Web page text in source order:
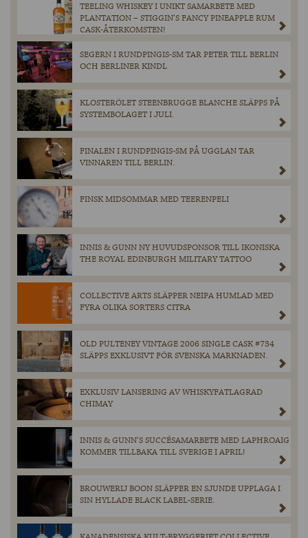
TEELING WHISKEY I UNIKT SAMARBETE MED
PLANTATION – STIGGIN’S FANCY PINEAPPLE RUM
CASK-ÅTERKOMSTEN!
SEGERN I RUNDPINGIS-SM TAR PETER TILL BERLIN
OCH BERLINER KINDL
KLOSTERÖLET STEENBRUGGE BLANCHE SLÄPPS PÅ
SYSTEMBOLAGET I JULI.
FINALEN I RUNDPINGIS-SM PÅ UGGLAN TAR
VINNAREN TILL BERLIN.
FINSK MIDSOMMAR MED TEERENPELI
INNIS & GUNN NY HUVUDSPONSOR TILL IKONISKA
THE ROYAL EDINBURGH MILITARY TATTOO
COLLECTIVE ARTS SLÄPPER NEIPA HUMLAD MED
FYRA OLIKA SORTERS CITRA
OLD PULTENEY VINTAGE 2006 SINGLE CASK #734
SLÄPPS EXKLUSIVT FÖR SVENSKA MARKNADEN.
EXKLUSIV LANSERING AV WHISKYFATLAGRAD
CHIMAY
INNIS & GUNN’S SUCCÉSAMARBETE MED LAPHROAIG
KOMMER TILLBAKA TILL SVERIGE I APRIL!
BROUWERIJ BOON SLÄPPER EN SJUNDE UPPLAGA I
SIN HYLLADE BLACK LABEL-SERIE.